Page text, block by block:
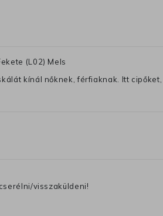
(L02) Mels
kínál nőknek, férfiaknak. Itt
visszaküldeni!